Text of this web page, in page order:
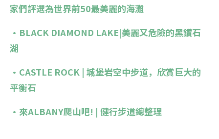
家們評選為世界前50最美麗的海灘
•BLACK DIAMOND LAKE|美麗又危險的黑鑽石
湖
•CASTLE ROCK | 城堡岩空中步道，欣賞巨大的
平衡石
•來ALBANY爬山吧! | 健行步道總整理